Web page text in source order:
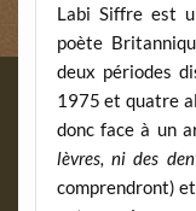
Labi Siffre est
poète
deux périodes
1975 et quatre
donc face à un
lèvres, ni des
comprendront)